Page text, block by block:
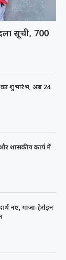
सूची, 700
का शुभारंभ, अब 24
और शासकीय कार्य में
नष्ट, गांजा-हेरोइन